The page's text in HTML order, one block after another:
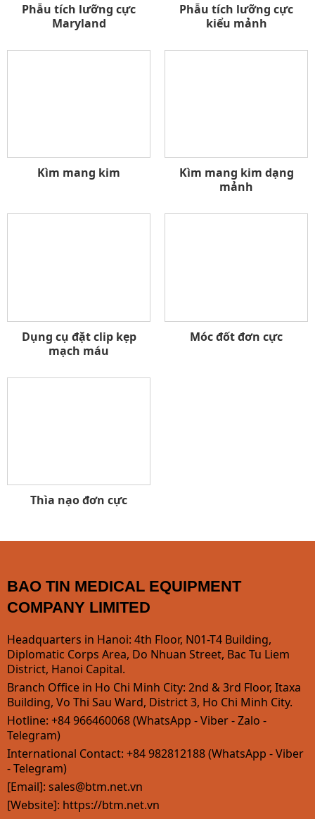
Phẫu tích lưỡng cực
Maryland
Phẫu tích lưỡng cực
kiểu mảnh
Kìm mang kim
Kìm mang kim dạng
mảnh
Dụng cụ đặt clip kẹp
mạch máu
Móc đốt đơn cực
Thìa nạo đơn cực
BAO TIN MEDICAL EQUIPMENT
COMPANY LIMITED
Headquarters in Hanoi: 4th Floor, N01-T4 Building,
Diplomatic Corps Area, Do Nhuan Street, Bac Tu Liem
District, Hanoi Capital.
Branch Office in Ho Chi Minh City: 2nd & 3rd Floor, Itaxa
Building, Vo Thi Sau Ward, District 3, Ho Chi Minh City.
Hotline: +84 966460068 (WhatsApp - Viber - Zalo -
Telegram)
International Contact: +84 982812188 (WhatsApp - Viber
- Telegram)
[Email]: sales@btm.net.vn
[Website]: https://btm.net.vn